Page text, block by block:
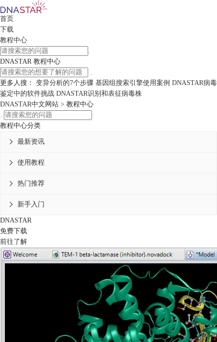
首页
下载
教程中心
DNASTAR 教程中心
更多人搜： 变异分析的7个步骤 基因组搜索引擎使用案例 DNASTAR病毒
鉴定中的软件挑战 DNASTAR识别和表征病毒株
DNASTAR中文网站 > 教程中心
教程中心分类
最新资讯

使用教程

热门推荐

新手入门

DNASTAR
免费下载
前往了解